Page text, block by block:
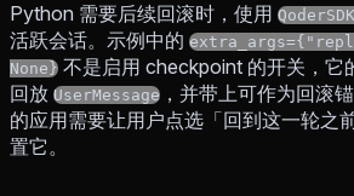
Python 需要后续回滚时，使用
活跃会话。示例中的
None} 不是启用 checkpoint 的开关，它
回放 UserMessage ，并带上可作为回滚
的应用需要让用户点选「回到这一轮之
置它。